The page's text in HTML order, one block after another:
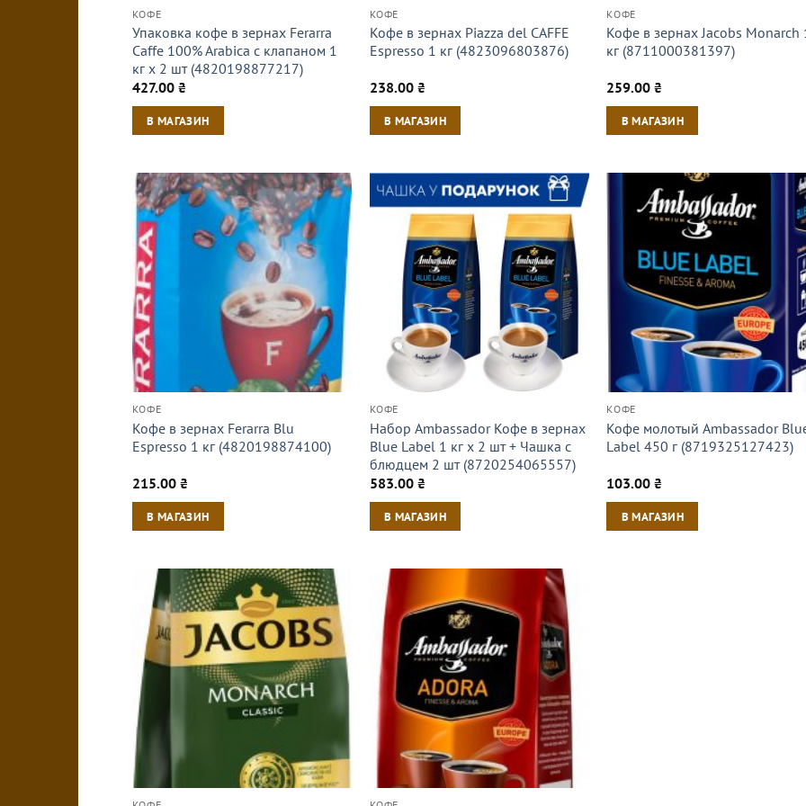
КОФЕ
Упаковка кофе в зернах Ferarra
Caffe 100% Arabica с клапаном 1
кг х 2 шт (4820198877217)
427.00 ₴
В МАГАЗИН
КОФЕ
Кофе в зернах Piazza del CAFFE
Espresso 1 кг (4823096803876)
238.00 ₴
В МАГАЗИН
КОФЕ
Кофе в зернах Jacobs Monarch
кг (8711000381397)
259.00₴
В МАГАЗИН
КОФЕ
Кофе в зернах Ferarra Blu
Espresso 1 кг (4820198874100)
215.00 ₴
В МАГАЗИН
КОФЕ
Набор Ambassador Кофе в зернах
Blue Label 1 кг х 2 шт + Чашка с
блюдцем 2 шт (8720254065557)
583.00 ₴
В МАГАЗИН
КОФЕ
Кофе молотый Ambassador
Label 450 г (8719325127423)
103.00₴
В МАГАЗИН